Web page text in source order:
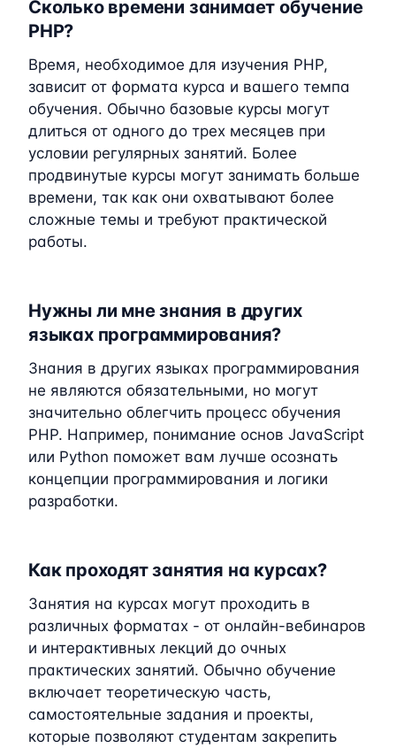
Сколько времени занимает обучение
PHP?
Время, необходимое для изучения PHP,
зависит от формата курса и вашего темпа
обучения. Обычно базовые курсы могут
длиться от одного до трех месяцев при
условии регулярных занятий. Более
продвинутые курсы могут занимать больше
времени, так как они охватывают более
сложные темы и требуют практической
работы.
Нужны ли мне знания в других
языках программирования?
Знания в других языках программирования
не являются обязательными, но могут
значительно облегчить процесс обучения
PHP. Например, понимание основ JavaScript
или Python поможет вам лучше осознать
концепции программирования и логики
разработки.
Как проходят занятия на курсах?
Занятия на курсах могут проходить в
различных форматах - от онлайн-вебинаров
и интерактивных лекций до очных
практических занятий. Обычно обучение
включает теоретическую часть,
самостоятельные задания и проекты,
которые позволяют студентам закрепить